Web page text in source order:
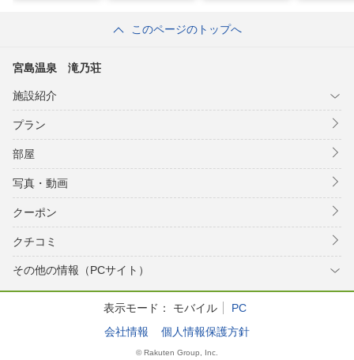
このページのトップへ
宮島温泉 滝乃荘
施設紹介
プラン
部屋
写真・動画
クーポン
クチコミ
その他の情報（PCサイト）
表示モード： モバイル
PC
会社情報
個人情報保護方針
© Rakuten Group, Inc.